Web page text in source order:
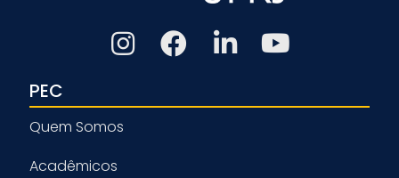
PEC
Quem Somos
Acadêmicos